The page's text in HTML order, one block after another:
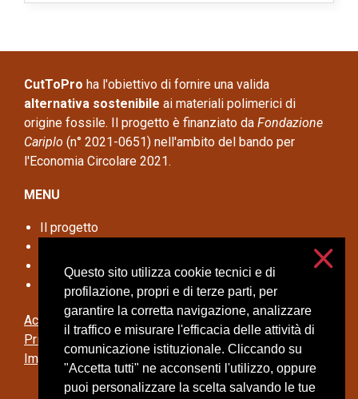
Questo sito utilizza cookie tecnici e di
profilazione, propri e di terze parti, per
garantire la corretta navigazione, analizzare
il traffico e misurare l'efficacia delle attività di
comunicazione istituzionale. Cliccando su
"Accetta tutti" ne acconsenti l'utilizzo, oppure
puoi personalizzare la scelta salvando le tue
CutToPro ha l'obiettivo di fornire una valida
alternativa sostenibile ai materiali polimerici di
origine fossile. Il progetto è finanziato da Fondazione
Cariplo (n° 2021-0651) nell'ambito del bando per
l'Economia Circolare 2021.
MENU
Il progetto
Opportunità per le aziende
Contatti
Accessibilità
Privacy e cookies
Impostazioni cookie